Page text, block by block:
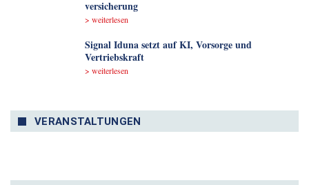
versicherung
> weiterlesen
Signal Iduna setzt auf KI, Vorsorge und
Vertriebskraft
> weiterlesen
VERANSTALTUNGEN